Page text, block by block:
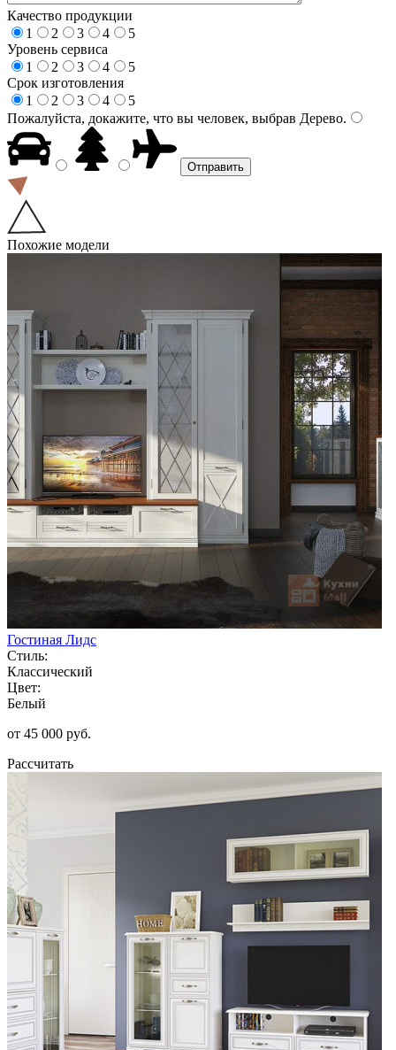
Качество продукции
1
2 3 4
5
Уровень сервиса
1
2 3 4
5
Срок изготовления
1
2 3 4
5
Пожалуйста, докажите, что вы человек, выбрав Дерево.
Похожие модели
Гостиная Лидс
Стиль:
Классический
Цвет:
Белый
от 45 000 руб.
Рассчитать